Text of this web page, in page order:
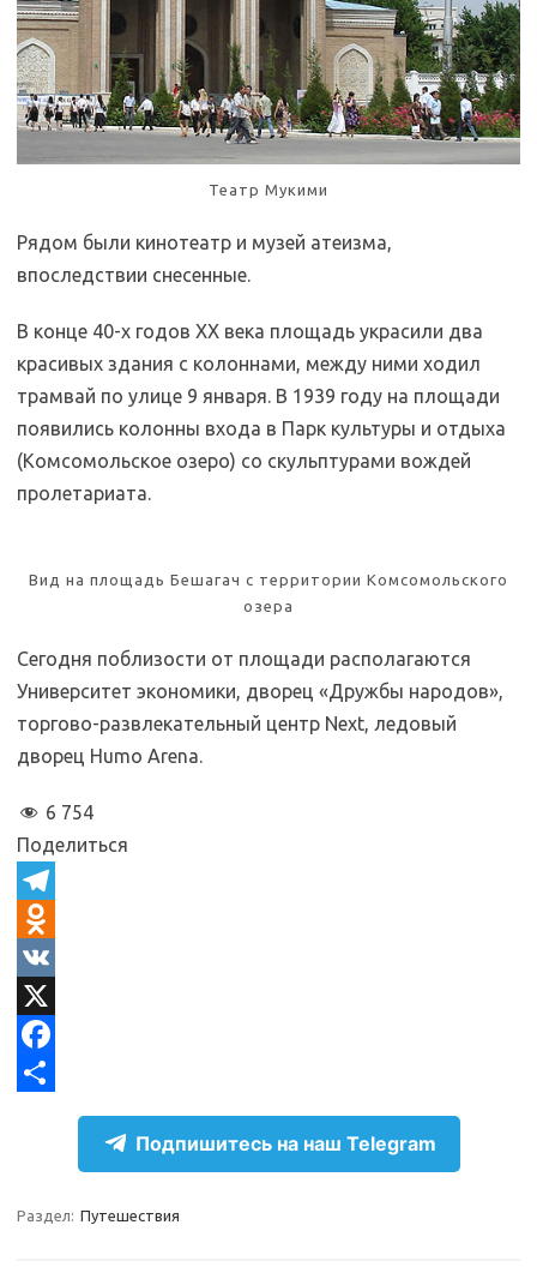
Театр Мукими
Рядом были кинотеатр и музей атеизма,
впоследствии снесенные.
В конце 40-х годов XX века площадь украсили два
красивых здания с колоннами, между ними ходил
трамвай по улице 9 января. В 1939 году на площади
появились колонны входа в Парк культуры и отдыха
(Комсомольское озеро) со скульптурами вождей
пролетариата.
Вид на площадь Бешагач с территории Комсомольского
озера
Сегодня поблизости от площади располагаются
Университет экономики, дворец «Дружбы народов»,
торгово-развлекательный центр Next, ледовый
дворец Humo Arena.
6 754
Поделиться
T
e
e
g
O
d
n
o
s
V
KX
F
bр
Подпишитесь на наш Telegram
Раздел: Путешествия